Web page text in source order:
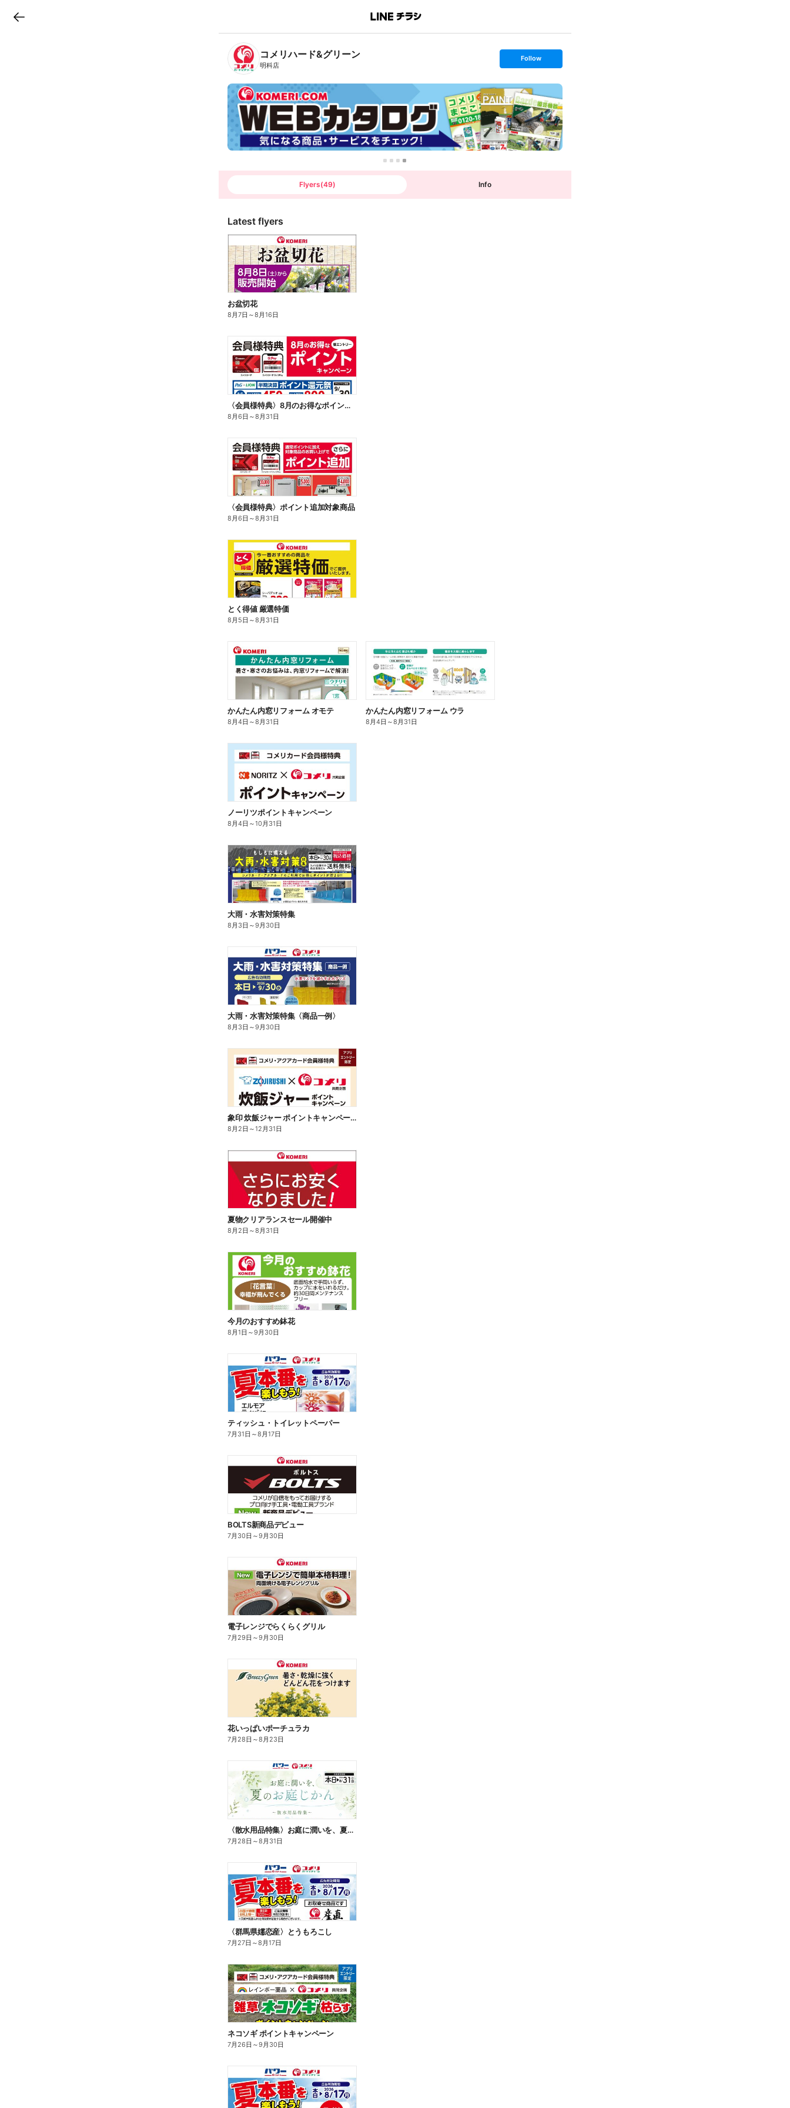
B
n
T
コメリハード&グリーン
明科店
s
t
o
l
l
o
w
Follow
Flyers(49) Info
Latest flyers
お盆切花
8月7日 ～8月16日
〈会員様特典〉8月のお得なポイントキャンペーン
8月6日 ～8月31日
〈会員様特典〉ポイント追加対象商品
8月6日 ～8月31日
とく得値 厳選特価
8月5日 ～8月31日
かんたん内窓リフォーム オモテ
8月4日 ～8月31日
かんたん内窓リフォーム ウラ
8月4日 ～8月31日
ノーリツポイントキャンペーン
8月4日 ～10月31日
大雨・水害対策特集
8月3日 ～9月30日
大雨・水害対策特集〈商品一例〉
8月3日 ～9月30日
象印 炊飯ジャー ポイントキャンペーン
8月2日 ～12月31日
夏物クリアランスセール開催中
8月2日 ～8月31日
今月のおすすめ鉢花
8月1日 ～9月30日
ティッシュ・トイレットペーパー
7月31日 ～8月17日
BOLTS新商品デビュー
7月30日 ～9月30日
電子レンジでらくらくグリル
7月29日 ～9月30日
花いっぱいポーチュラカ
7月28日 ～8月23日
〈散水用品特集〉お庭に潤いを、夏のお庭じかん
7月28日 ～8月31日
〈群馬県嬬恋産〉とうもろこし
7月27日 ～8月17日
ネコソギ ポイントキャンペーン
7月26日 ～9月30日